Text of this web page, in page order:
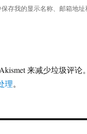
存我的显示名称、邮箱地
来减少垃圾评论。
理。